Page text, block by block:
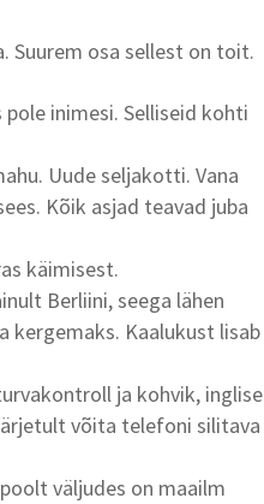
Suurem osa sellest on toit.
inimesi. Selliseid kohti
Uude seljakotti. Vana
Kõik asjad teavad juba
käimisest.
Berliini, seega lähen
kergemaks. Kaalukust lisab
ja kohvik, inglise
võita telefoni silitava
väljudes on maailm